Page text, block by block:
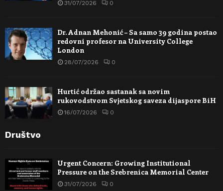
31/07/2026 0
Dr. Adnan Mehonić – Sa samo 39 godina postao
redovni profesor na University College
London
28/07/2026 0
Hurtić održao sastanak sa novim
rukovodstvom Svjetskog saveza dijaspore BiH
16/07/2026 0
Društvo
Urgent Concern: Growing Institutional
Pressure on the Srebrenica Memorial Center
31/07/2026 0